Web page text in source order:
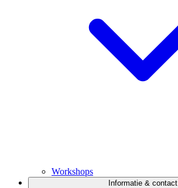
Workshops
Informatie & contact